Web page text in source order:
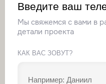
Введите ваш
Мы свяжемся с вами в
детали проекта
КАК ВАС ЗОВУТ?